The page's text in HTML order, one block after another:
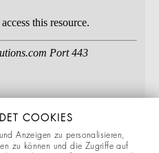
COOKIES
Anzeigen zu personalisieren,
zu können und die Zugriffe auf